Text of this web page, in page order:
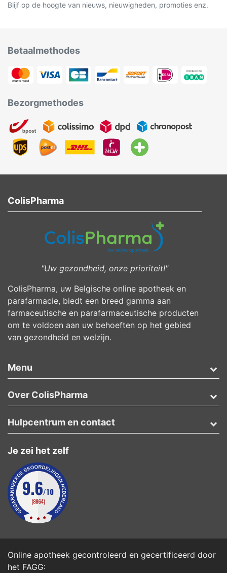
Blijf op de hoogte van nieuws, nieuwigheden, promoties enz.
Betaalmethodes
Bezorgmethodes
ColisPharma
"Uw gezondheid, onze prioriteit!"
ColisPharma, uw Belgische online apotheek en
parafarmacie, biedt een breed gamma aan
farmaceutische en parafarmaceutische producten
om te voldoen aan uw behoeften op het gebied
van gezondheid en welzijn.
Menu
Over ColisPharma
Je zei het zelf
Hulpcentrum en contact
Online apotheek gecontroleerd en gecertificeerd door
het FAGG: